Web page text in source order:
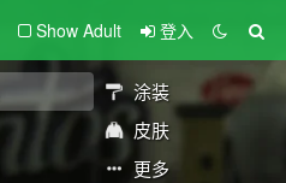
Show Adult 登入
涂装
皮肤
更多